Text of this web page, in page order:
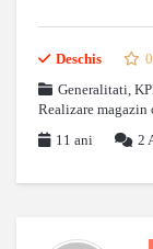
Deschis
0
Generalitati,
Realizare magazin
11 ani
2